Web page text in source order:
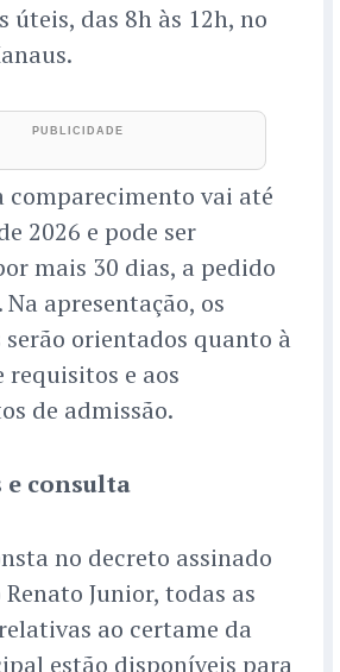
úteis, das 8h às 12h, no
comparecimento vai até
2026 e pode ser
mais 30 dias, a pedido
apresentação, os
orientados quanto à
requisitos e aos
de admissão.
e consulta
no decreto assinado
Junior, todas as
ao certame da
estão disponíveis para